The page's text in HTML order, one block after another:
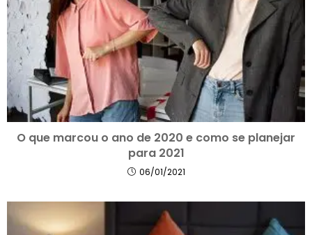
O que marcou o ano de 2020 e como se planejar
para 2021
06/01/2021